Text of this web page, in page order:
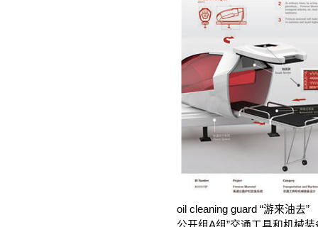
oil cleaning guard “游来油去”